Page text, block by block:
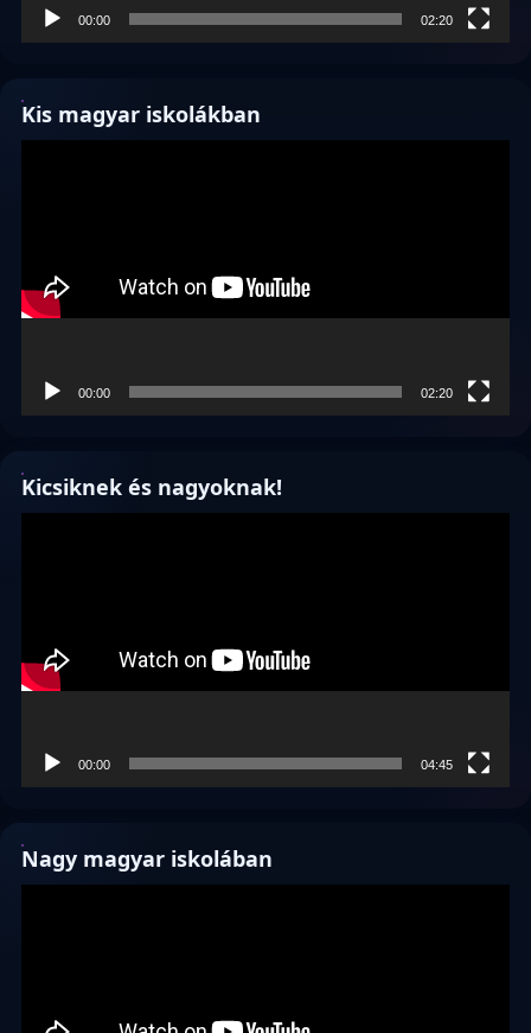
00:00 02:20
Kis magyar iskolákban
00:00 02:20
Kicsiknek és nagyoknak!
00:00 04:45
Nagy magyar iskolában